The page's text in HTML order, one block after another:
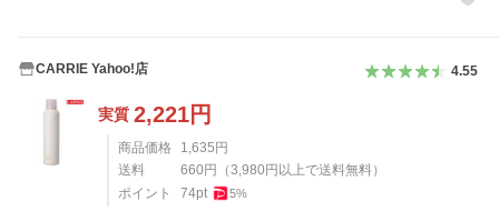
CARRIE Yahoo!店 4.55
実質 2,221円
商品価格 1,635 円
送料
660 円 （3,980 円以上で送料無料）
ポイント
74pt 5%